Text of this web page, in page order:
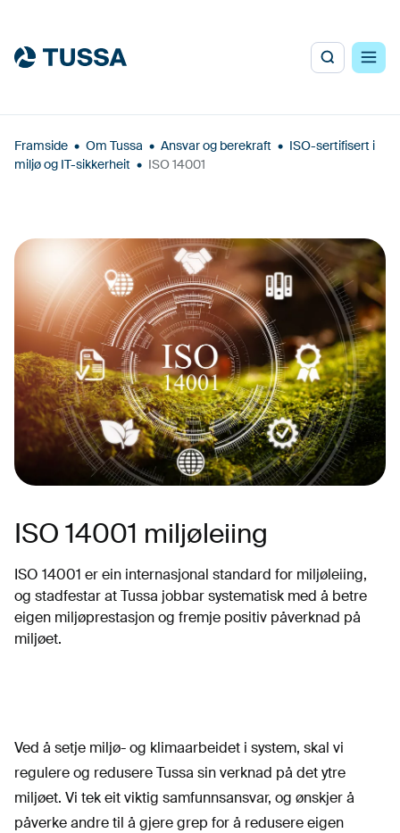
Framside • Om Tussa • Ansvar og berekraft • ISO-sertifisert i
miljø og IT-sikkerheit • ISO 14001
ISO 14001 miljøleiing
ISO 14001 er ein internasjonal standard for miljøleiing,
og stadfestar at Tussa jobbar systematisk med å betre
eigen miljøprestasjon og fremje positiv påverknad på
miljøet.
Ved å setje miljø- og klimaarbeidet i system, skal vi
regulere og redusere Tussa sin verknad på det ytre
miljøet. Vi tek eit viktig samfunnsansvar, og ønskjer å
påverke andre til å gjere grep for å redusere eigen